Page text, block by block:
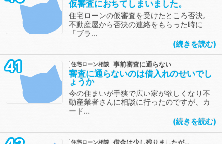
仮審査におちてしまいました。
住宅ローンの仮審査を受けたところ否決。
不動産屋から否決の連絡をもらった時に
「ブラ…
続きを読む
41 住宅ローン相談 事前審査に通らない
審査に通らないのは借入れのせいでし
ょうか
今の住まいが手狭で広い家が欲しくなり不
動産業者さんに相談に行ったのですが、カ
ード…
続きを読む
住宅ローン相談 借金は少し残りましたが…